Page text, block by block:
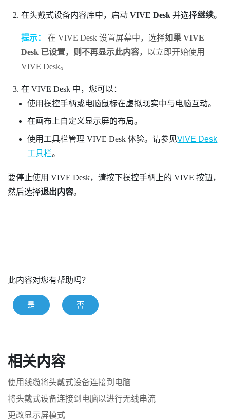
在头戴式设备内容库中，启动 VIVE Desk并选择继续。
提示： 在 VIVE Desk设置屏幕中，选择如果 VIVE
Desk 已设置，则不再显示此内容，以立即开始使用
VIVE Desk。
在 VIVE Desk中，您可以：
使用操控手柄或电脑鼠标在虚拟现实中与电脑互动。
在画布上自定义显示屏的布局。
使用工具栏管理VIVE Desk 体验。请参见VIVE Desk
工具栏。
要停止使用 VIVE Desk，请按下操控手柄上的 VIVE 按钮，
然后选择退出内容。
此内容对您有帮助吗？
是 否
相关内容
使用线缆将头戴式设备连接到电脑
将头戴式设备连接到电脑以进行无线串流
更改显示屏模式